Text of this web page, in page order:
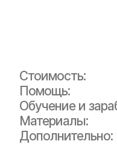
Стоимость:
Помощь:
Обучение и
Материалы:
Дополнительно: